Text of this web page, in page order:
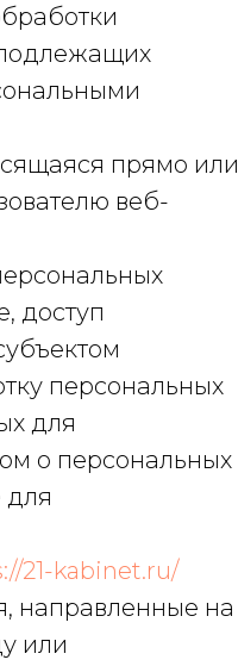
прямо или
веб-
доступ
персональных
для
о персональных
21-kabinet.ru/
направленные на
или